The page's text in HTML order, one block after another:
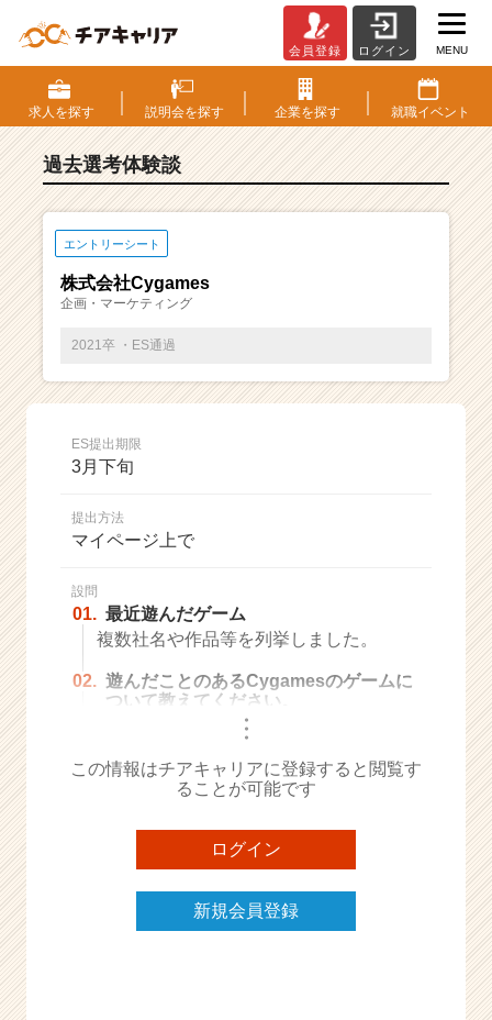
S・
選
考
験
ベ
ン
ー・
成
ス
ト
が
く
就
イ
ト
キ
ャ
リ
ア
会員登録 ログイン MENU
求人を探す 説明会を探す 企業を探す 就職イベント
過去選考体験談
エントリーシート
株式会社Cygames
企画・マーケティング
2021卒 ・ES通過
ES提出期限
3月下旬
提出方法
マイページ上で
設問
01. 最近遊んだゲーム
複数社名や作品等を列挙しました。
02. 遊んだことのあるCygamesのゲームに
ついて教えてください。
・・・
この情報はチアキャリアに登録すると閲覧す
ることが可能です
ログイン
新規会員登録